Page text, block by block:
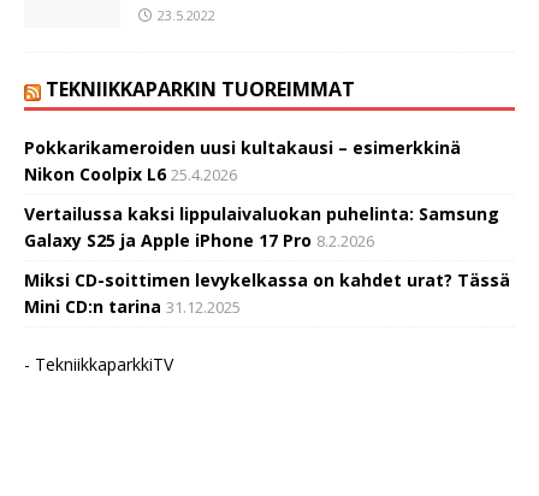
23.5.2022
TEKNIIKKAPARKIN TUOREIMMAT
Pokkarikameroiden uusi kultakausi – esimerkkinä
Nikon Coolpix L6 25.4.2026
Vertailussa kaksi lippulaivaluokan puhelinta: Samsung
Galaxy S25 ja Apple iPhone 17 Pro 8.2.2026
Miksi CD-soittimen levykelkassa on kahdet urat? Tässä
Mini CD:n tarina 31.12.2025
- TekniikkaparkkiTV